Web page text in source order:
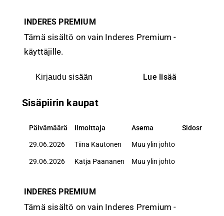
INDERES PREMIUM
Tämä sisältö on vain Inderes Premium -
käyttäjille.
Kirjaudu sisään Lue lisää
Sisäpiirin kaupat
Päivämäärä Ilmoittaja Asema Sidosryhmä
Päivämäärä Ilmoittaja Asema Sidosryhmä
29.06.2026 Tiina Kautonen Muu ylin johto
29.06.2026 Katja Paananen Muu ylin johto
INDERES PREMIUM
Tämä sisältö on vain Inderes Premium -